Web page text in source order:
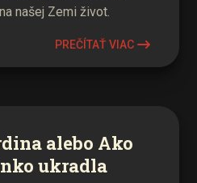
našej Zemi život.
PREČÍTAŤ VIAC
alebo Ako
ukradla